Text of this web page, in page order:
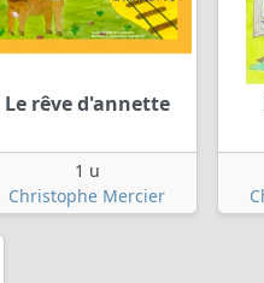
Le rêve d'annette
1 u
Christophe Mercier